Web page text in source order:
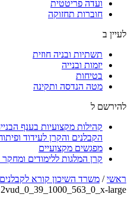
ועדה פריטטית
חוברות תחזוקה
לעיין ב
תשתיות ובניה חוזית
יזמות ובנייה
בטיחות
מטה הנדסה ותקינה
להירשם ל
קהילות מקצועיות בענף
הקבלנים והקרן לעידוד
מפגשים מקצועיים
קרן המלגות ללימודים
ראשי/ משרד השיכון קורא
large